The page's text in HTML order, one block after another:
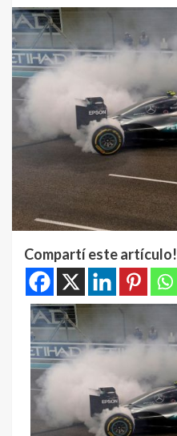
Compartí este artículo!